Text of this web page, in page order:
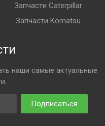
Запчасти Caterpillar
Запчасти Komatsu
наши самые актуальные
Подписаться